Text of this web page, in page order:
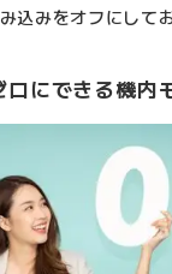
込みをオフにして
にできる機内